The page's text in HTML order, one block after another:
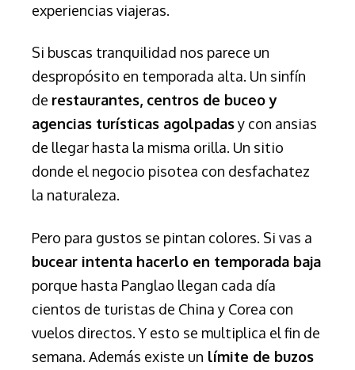
experiencias viajeras.
Si buscas tranquilidad nos parece un
despropósito en temporada alta. Un sinfín
de restaurantes, centros de buceo y
agencias turísticas agolpadasy con ansias
de llegar hasta la misma orilla. Un sitio
donde el negocio pisotea con desfachatez
la naturaleza.
Pero para gustos se pintan colores. Si vas a
bucear intenta hacerlo en temporada baja
porque hasta Panglao llegan cada día
cientos de turistas de China y Corea con
vuelos directos. Y esto se multiplica el fin de
semana. Además existe un límite de buzos